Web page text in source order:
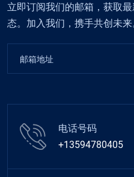
立即订阅我们的邮箱，获取
态。加入我们，携手共创未来
电话号码
+13594780405